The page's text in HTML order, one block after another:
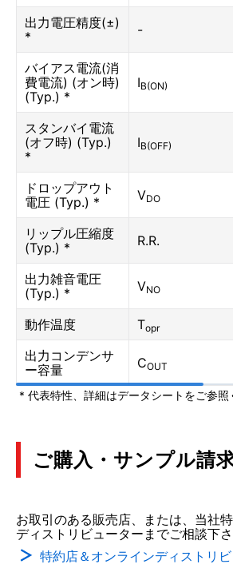
出力電圧精度(±)
*
-
バイアス電流(消
費電流) (オン時)
(Typ.) *
IB(ON)
スタンバイ電流
(オフ時) (Typ.)
*
IB(OFF)
ドロップアウト
電圧 (Typ.) *
VDO
リップル圧縮度
(Typ.) *
R.R.
出力雑音電圧
(Typ.) *
VNO
動作温度 Topr
出力コンデンサ
ー容量
COUT
* 代表特性、詳細はデータシートをご参照
ご購入・サンプル請
お取引のある販売店、または、当社
ディストリビューターまでご相談下さ
特約店＆オンラインディストリ